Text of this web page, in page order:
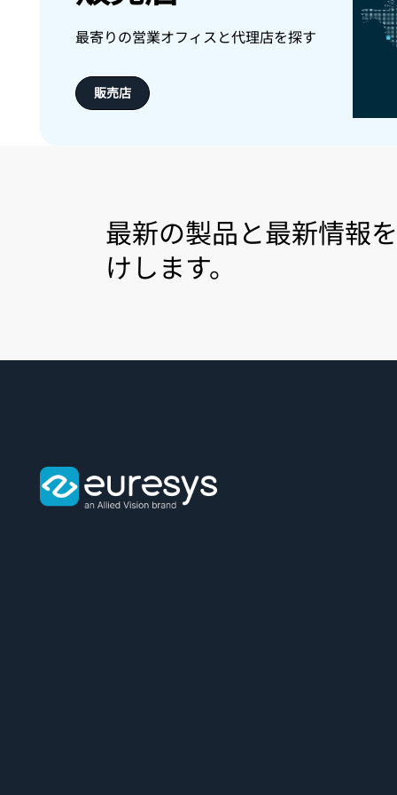
最寄りの営業オフィスと代理店を探す
販売店
最新の製品と最新情報
けします。